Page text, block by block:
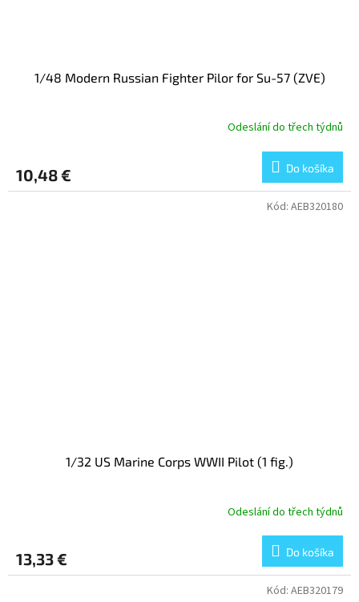
1/48 Modern Russian Fighter Pilor for Su-57 (ZVE)
Odeslání do třech týdnů
10,48 € Do košíka
1/32 US Marine Corps WWII Pilot (1 fig.)
Odeslání do třech týdnů
13,33 € Do košíka
Kód: AEB320180
Kód: AEB320179